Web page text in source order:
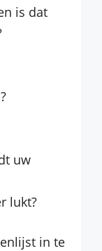
is dat
uw
lukt?
in te